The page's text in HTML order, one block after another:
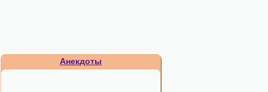
Анекдоты